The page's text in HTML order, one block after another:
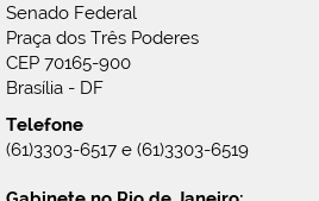
Senado Federal
Praça dos Três Poderes
CEP 70165-900
Brasília - DF
Telefone
(61)3303-6517 e (61)3303-6519